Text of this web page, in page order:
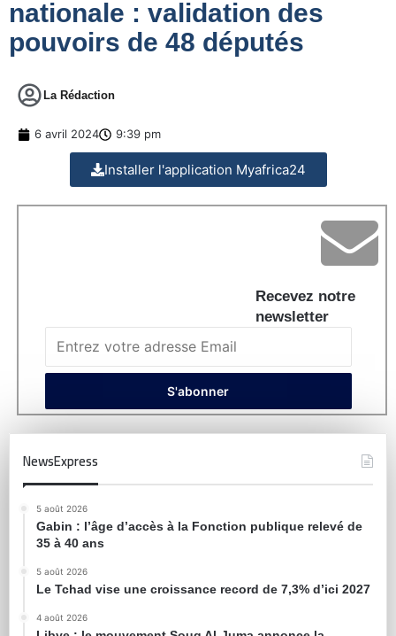
nationale : validation des
pouvoirs de 48 députés
La Rédaction
6 avril 2024 9:39 pm
Installer l'application Myafrica24
Recevez notre
newsletter
NewsExpress
5 août 2026
Gabin : l’âge d’accès à la Fonction publique relevé de
35 à 40 ans
5 août 2026
Le Tchad vise une croissance record de 7,3% d’ici 2027
4 août 2026